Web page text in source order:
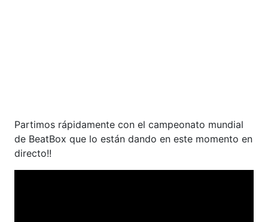
Partimos rápidamente con el campeonato mundial
de BeatBox que lo están dando en este momento en
directo!!